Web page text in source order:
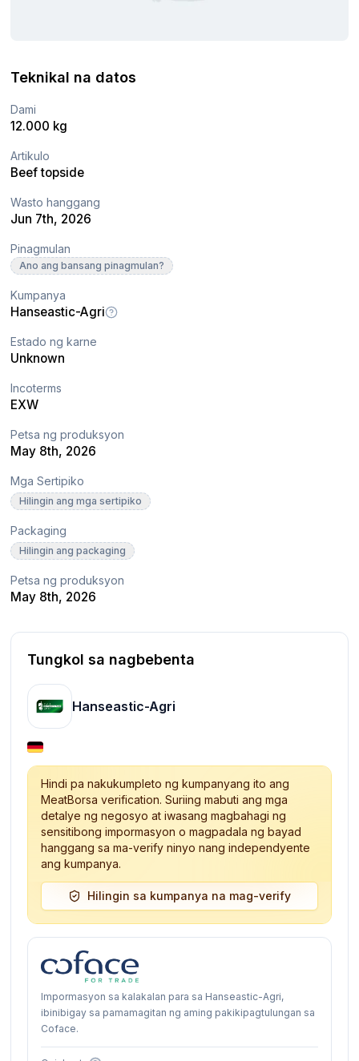
Teknikal na datos
Dami
12.000 kg
Artikulo
Beef topside
Wasto hanggang
Jun 7th, 2026
Pinagmulan
Ano ang bansang pinagmulan?
Kumpanya
Hanseastic-Agri
Estado ng karne
Unknown
Incoterms
EXW
Petsa ng produksyon
May 8th, 2026
Mga Sertipiko
Hilingin ang mga sertipiko
Packaging
Hilingin ang packaging
Petsa ng produksyon
May 8th, 2026
Tungkol sa nagbebenta
Hanseastic-Agri
Hindi pa nakukumpleto ng kumpanyang ito ang
MeatBorsa verification. Suriing mabuti ang mga
detalye ng negosyo at iwasang magbahagi ng
sensitibong impormasyon o magpadala ng bayad
hanggang sa ma-verify ninyo nang independyente
ang kumpanya.
Hilingin sa kumpanya na mag-verify
Impormasyon sa kalakalan para sa Hanseastic-Agri,
ibinibigay sa pamamagitan ng aming pakikipagtulungan sa
Coface.